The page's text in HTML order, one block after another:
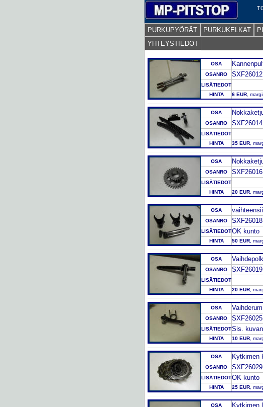
PURKUPYÖRÄT PURKUKELKAT
YHTEYSTIEDOT
OSA
OSANRO SXF26012
LISÄTIEDOT
HINTA
6 EUR ,
OSA
OSANRO SXF26014
LISÄTIEDOT
HINTA
35 EUR ,
OSA
OSANRO SXF26016
LISÄTIEDOT
HINTA
20 EUR ,
OSA
OSANRO SXF26018
LISÄTIEDOTOK kunto
HINTA 50 EUR ,
OSA
OSANRO SXF26019
LISÄTIEDOT
HINTA
20 EUR ,
OSA
OSANRO SXF26025
LISÄTIEDOTSis.
HINTA 10 EUR ,
OSA Kytkimen
OSANRO SXF26029
LISÄTIEDOTOK kunto
HINTA 25 EUR ,
OSA Kytkimen